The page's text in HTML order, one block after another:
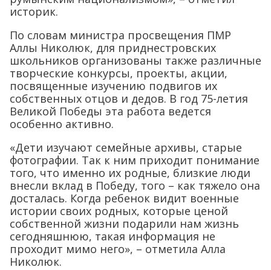
историк.
По словам министра просвещения ПМР
Аллы Николюк, для приднестровских
школьников организованы также различные
творческие конкурсы, проекты, акции,
посвященные изучению подвигов их
собственных отцов и дедов. В год 75-летия
Великой Победы эта работа ведется
особенно активно.
«Дети изучают семейные архивы, старые
фотографии. Так к ним приходит понимание
того, что именно их родные, близкие люди
внесли вклад в Победу, того – как тяжело она
досталась. Когда ребенок видит военные
истории своих родных, которые ценой
собственной жизни подарили нам жизнь
сегодняшнюю, такая информация не
проходит мимо него», – отметила Алла
Николюк.